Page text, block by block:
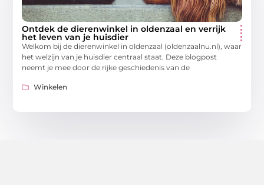
Ontdek de dierenwinkel in oldenzaal en verrijk
het leven van je huisdier
Welkom bij de dierenwinkel in oldenzaal (oldenzaalnu.nl), waar
het welzijn van je huisdier centraal staat. Deze blogpost
neemt je mee door de rijke geschiedenis van de
Winkelen